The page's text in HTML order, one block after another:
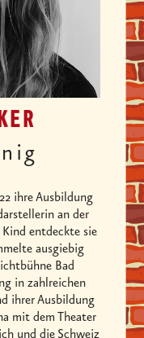
ihre Ausbildung
an der
entdeckte sie
ausgiebig
Bad
in zahlreichen
ihrer Ausbildung
mit dem Theater
und die Schweiz